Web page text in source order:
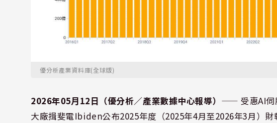
優分析產業資料庫(全球版)
2026年05月12日（優分析／產業數據中心報導） ⸺ 受惠AI伺
大廠揖斐電Ibiden公布2025年度（2025年4月至2026年3月）